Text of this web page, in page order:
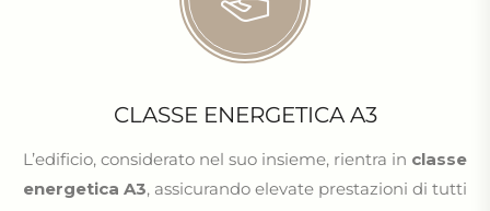
CLASSE ENERGETICA A3
L’edificio, considerato nel suo insieme, rientra in classe
energetica A3, assicurando elevate prestazioni di tutti